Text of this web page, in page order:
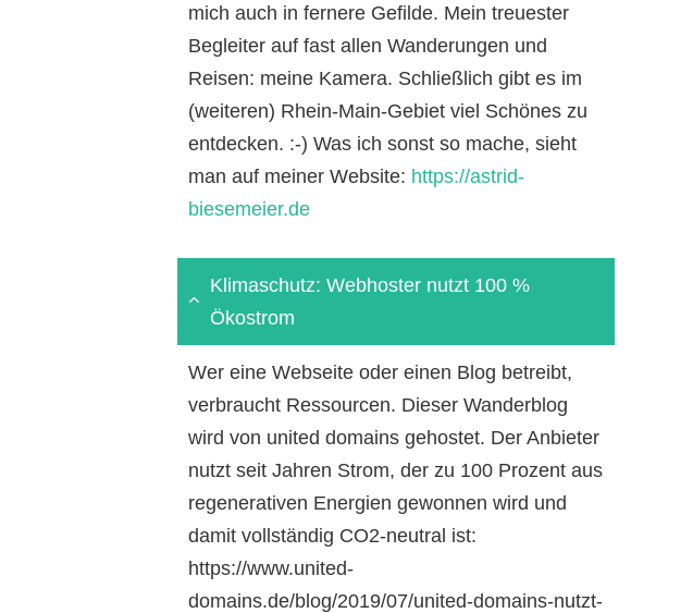
mich auch in fernere Gefilde. Mein treuester
Begleiter auf fast allen Wanderungen und
Reisen: meine Kamera. Schließlich gibt es im
(weiteren) Rhein-Main-Gebiet viel Schönes zu
entdecken. :-) Was ich sonst so mache, sieht
man auf meiner Website: https://astrid-
biesemeier.de
Klimaschutz: Webhoster nutzt 100 %
Ökostrom
Wer eine Webseite oder einen Blog betreibt,
verbraucht Ressourcen. Dieser Wanderblog
wird von united domains gehostet. Der Anbieter
nutzt seit Jahren Strom, der zu 100 Prozent aus
regenerativen Energien gewonnen wird und
damit vollständig CO2-neutral ist:
https://www.united-
domains.de/blog/2019/07/united-domains-nutzt-